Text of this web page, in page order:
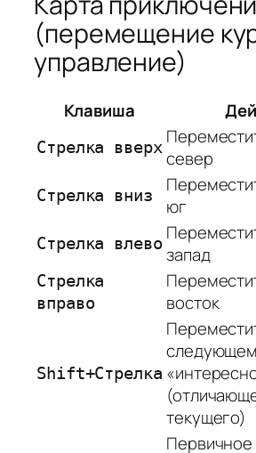
(перемещение
управление)
Клавиша
Стрелка вверх север
Стрелка вниз
юг
Стрелка влево запад
Стрелка
вправо
восток
Shift+Стрелка
текущего)
Первичное